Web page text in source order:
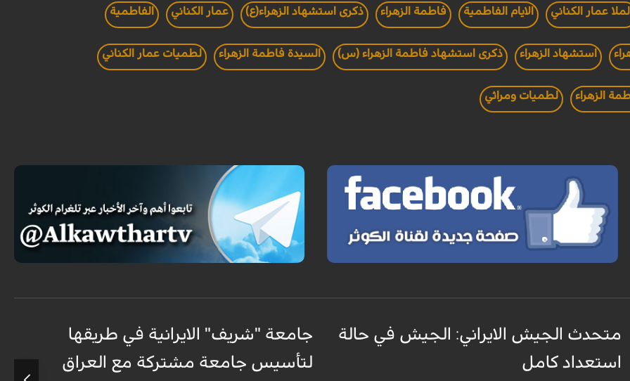
الملا عمار الكناني الايام الفاطمية فاطمة الزهراء ذكرى استشهاد الزهراء(ع) عمار الكناني الفاطمية
استشهاد الزهراء ذكرى استشهاد فاطمة الزهراء (س) السيدة فاطمة الزهراء لطميات عمار الكناني
الزهراء لطميات ومراثي
متحدث الجيش الايراني: الجيش في حالة
استعداد كامل
جامعة "شريف" الايرانية في طريقها
لتأسيس جامعة مشتركة مع العراق